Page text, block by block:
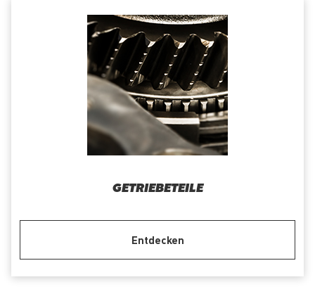
GETRIEBETEILE
Entdecken